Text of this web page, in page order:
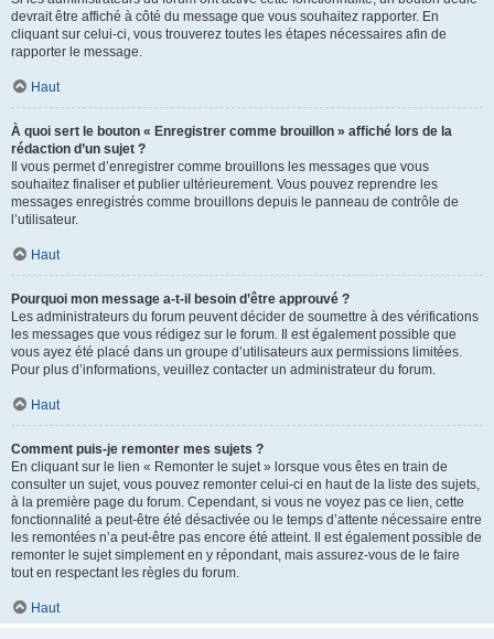
devrait être affiché à côté du message que vous souhaitez rapporter. En
cliquant sur celui-ci, vous trouverez toutes les étapes nécessaires afin de
rapporter le message.
Haut
À quoi sert le bouton « Enregistrer comme brouillon » affiché lors de la
rédaction d’un sujet ?
Il vous permet d’enregistrer comme brouillons les messages que vous
souhaitez finaliser et publier ultérieurement. Vous pouvez reprendre les
messages enregistrés comme brouillons depuis le panneau de contrôle de
l’utilisateur.
Haut
Pourquoi mon message a-t-il besoin d’être approuvé ?
Les administrateurs du forum peuvent décider de soumettre à des vérifications
les messages que vous rédigez sur le forum. Il est également possible que
vous ayez été placé dans un groupe d’utilisateurs aux permissions limitées.
Pour plus d’informations, veuillez contacter un administrateur du forum.
Haut
Comment puis-je remonter mes sujets ?
En cliquant sur le lien « Remonter le sujet » lorsque vous êtes en train de
consulter un sujet, vous pouvez remonter celui-ci en haut de la liste des sujets,
à la première page du forum. Cependant, si vous ne voyez pas ce lien, cette
fonctionnalité a peut-être été désactivée ou le temps d’attente nécessaire entre
les remontées n’a peut-être pas encore été atteint. Il est également possible de
remonter le sujet simplement en y répondant, mais assurez-vous de le faire
tout en respectant les règles du forum.
Haut